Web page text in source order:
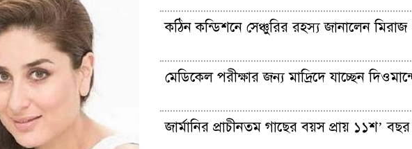
কঠিন কন্ডিশনে সেঞ্চুরির রহস্য জানালেন মিরাজ
মেডিকেল পরীক্ষার জন্য মাদ্রিদে যাচ্ছেন
জার্মানির প্রাচীনতম গাছের বয়স প্রায় ১১শ’ বছর